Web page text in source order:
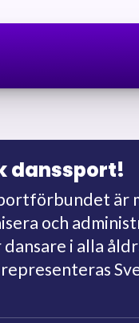
danssport!
är
och
dansare i alla